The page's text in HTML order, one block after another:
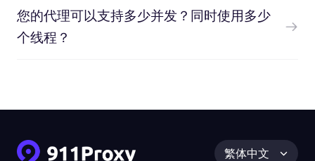
您的代理可以支持多少并发？同时使用多少
个线程？
繁体中文